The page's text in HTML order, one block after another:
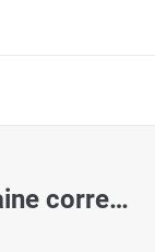
SSL : Pas de nom de domaine correspondant